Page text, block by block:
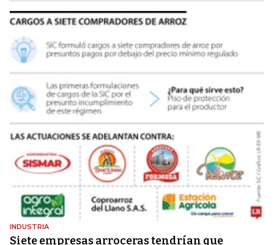
INDUSTRIA
Siete empresas arroceras tendrían que